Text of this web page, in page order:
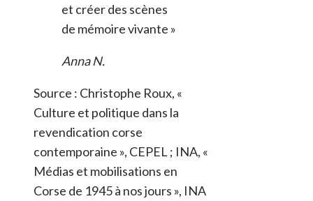
et créer des scènes
de mémoire vivante »
Anna N.
Source : Christophe Roux, «
Culture et politique dans la
revendication corse
contemporaine », CEPEL ; INA, «
Médias et mobilisations en
Corse de 1945 à nos jours », INA